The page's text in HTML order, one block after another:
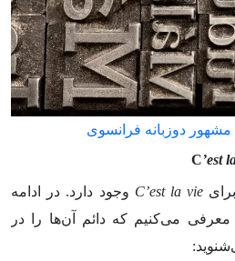
دوزبانه فرانسوی
C’est
C’est la vie وجود دارد. در ادامه
می‌کنیم که دائم آن‌ها را در